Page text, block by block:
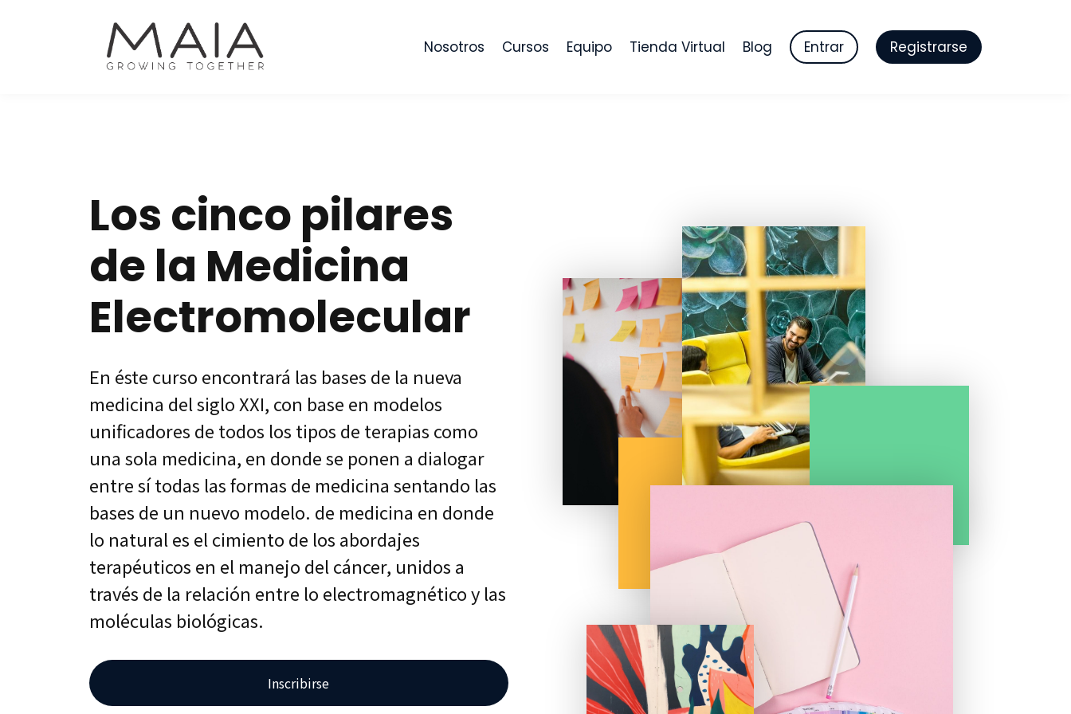
Nosotros Cursos Equipo Tienda Virtual Blog Entrar Registrarse
Los cinco pilares
de la Medicina
Electromolecular
En éste curso encontrará las bases de la nueva
medicina del siglo XXI, con base en modelos
unificadores de todos los tipos de terapias como
una sola medicina, en donde se ponen a dialogar
entre sí todas las formas de medicina sentando las
bases de un nuevo modelo. de medicina en donde
lo natural es el cimiento de los abordajes
terapéuticos en el manejo del cáncer, unidos a
través de la relación entre lo electromagnético y las
moléculas biológicas.
Inscribirse